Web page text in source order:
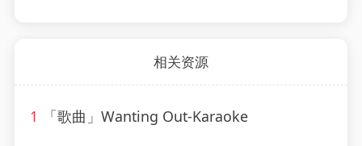
相关资源
1 「歌曲」Wanting Out-Karaoke